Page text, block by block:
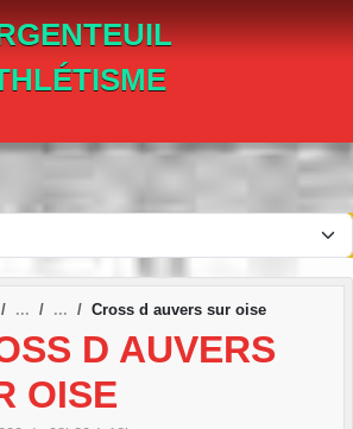
Cross d auvers sur oise
D AUVERS
OISE
cookies